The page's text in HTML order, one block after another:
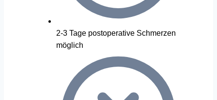
2-3 Tage postoperative Schmerzen
möglich